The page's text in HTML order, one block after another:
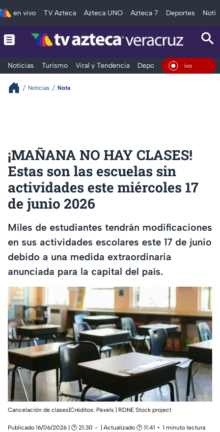
en vivo TV Azteca Azteca UNO Azteca 7 Deportes
Noticias Turismo Viral y Tendencia Deportes Espectáculos
En
Noticias Nota
¡MAÑANA NO HAY CLASES!
Estas son las escuelas sin
actividades este miércoles 17
de junio 2026
Miles de estudiantes tendrán modificaciones
en sus actividades escolares este 17 de junio
debido a una medida extraordinaria
anunciada para la capital del país.
Cancelación de clases|Créditos: Pexels | RDNE Stock project
Publicado 16/06/2026 | 🕑 21:30 | Actualizado 🕑 11:41
1 minuto lectura